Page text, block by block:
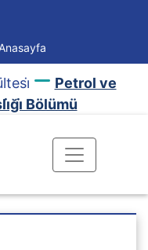
Petrol ve
Bölümü